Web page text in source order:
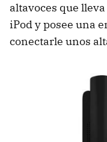
altavoces que
iPod y posee una
conectarle unos